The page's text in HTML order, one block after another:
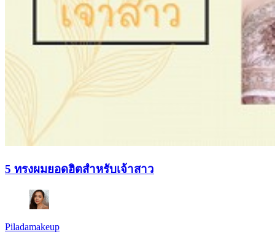
5 ทรงผมยอดฮิตสำหรับเจ้าสาว
Piladamakeup